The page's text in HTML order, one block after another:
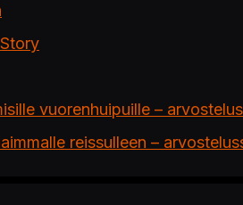
vuorenhuipuille –
reissulleen –